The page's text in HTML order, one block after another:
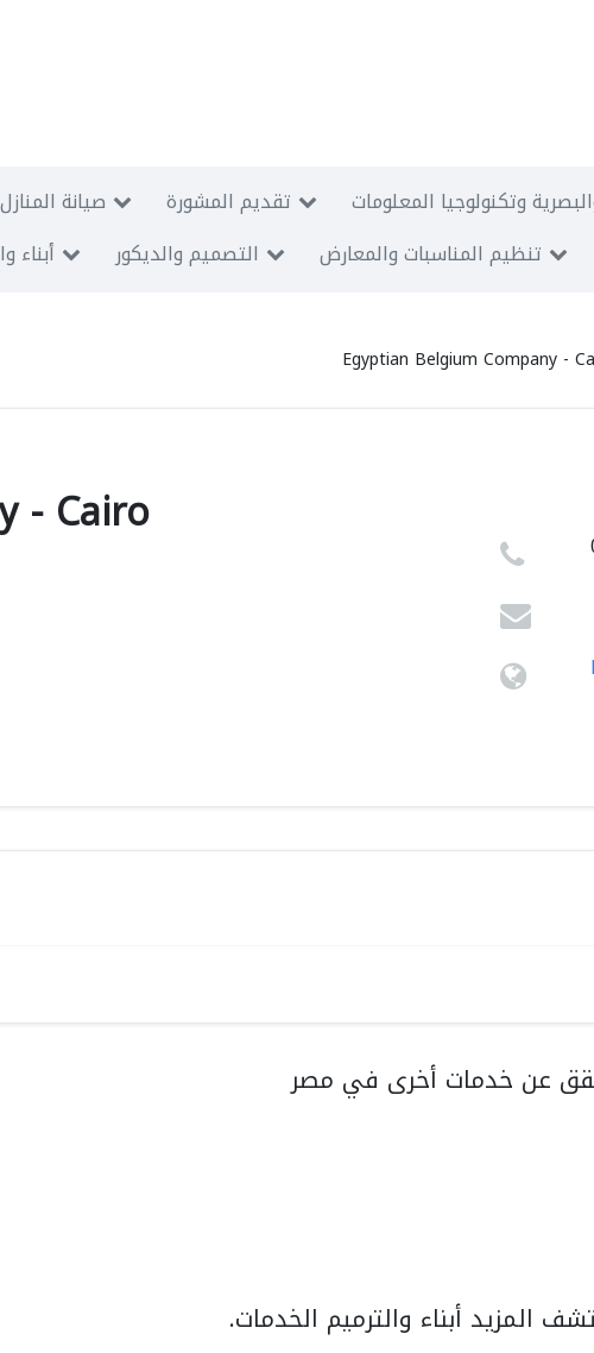
صيانة المنازل تقديم المشورة
وتكنولوجيا المعلومات
أبناء التصميم والديكور تنظيم المناسبات والمعارض
Egyptian Belgium Company -
- Cairo
عن خدمات أخرى في مصر
المزيد أبناء والترميم الخدمات.